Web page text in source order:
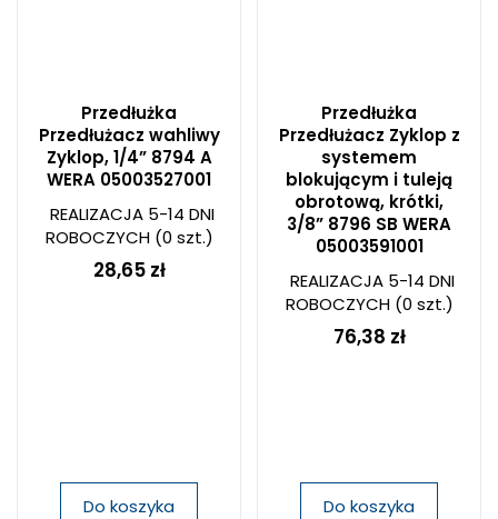
Przedłużka
Przedłużacz wahliwy
Zyklop, 1/4” 8794 A
WERA 05003527001
REALIZACJA 5-14 DNI
ROBOCZYCH(0 szt.)
28,65 zł
Do koszyka
Przedłużka
Przedłużacz Zyklop z
systemem
blokującym i tuleją
obrotową, krótki,
3/8” 8796 SB WERA
05003591001
REALIZACJA 5-14 DNI
ROBOCZYCH(0 szt.)
76,38 zł
Do koszyka